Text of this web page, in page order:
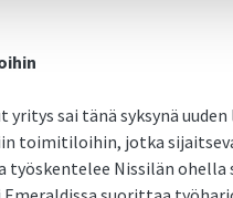
sai tänä syksynä uuden
toimitiloihin, jotka
työskentelee Nissilän